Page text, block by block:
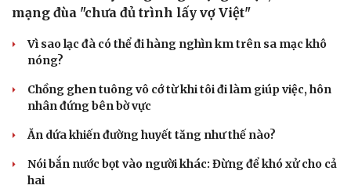
mạng đùa "chưa đủ trình lấy vợ Việt"
Vì sao lạc đà có thể đi hàng nghìn km trên sa mạc khô
nóng?
Chồng ghen tuông vô cớ từ khi tôi đi làm giúp việc, hôn
nhân đứng bên bờ vực
Ăn dứa khiến đường huyết tăng như thế nào?
Nói bắn nước bọt vào người khác: Đừng để khó xử cho cả
hai